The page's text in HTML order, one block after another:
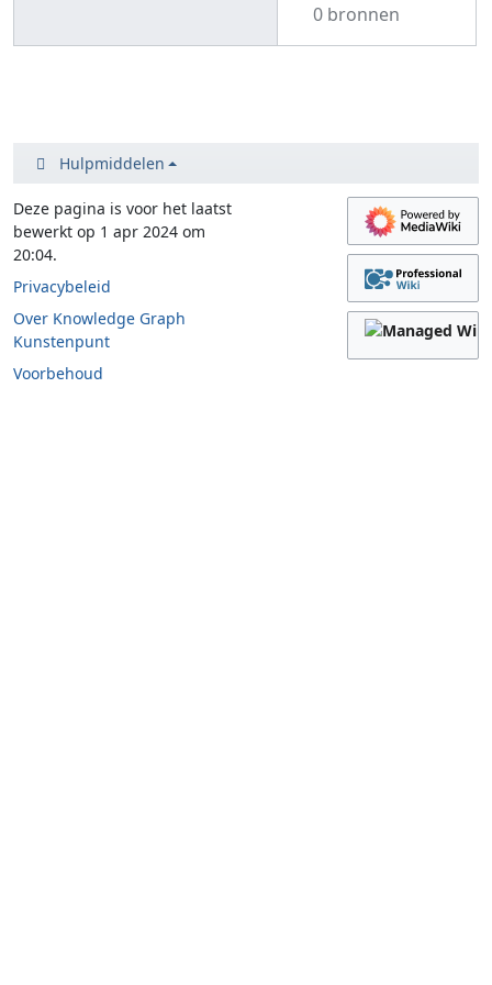
0 bronnen
Hulpmiddelen
Deze pagina is voor het laatst
bewerkt op 1 apr 2024 om
20:04.
Privacybeleid
Over Knowledge Graph
Kunstenpunt
Voorbehoud